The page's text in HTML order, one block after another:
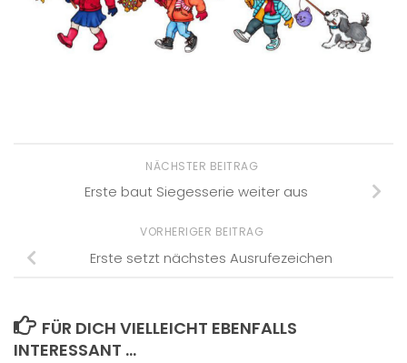
NÄCHSTER BEITRAG
Erste baut Siegesserie weiter aus
VORHERIGER BEITRAG
Erste setzt nächstes Ausrufezeichen
FÜR DICH VIELLEICHT EBENFALLS
INTERESSANT …